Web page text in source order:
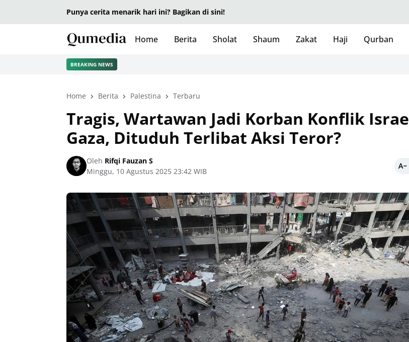
Punya cerita menarik hari ini? Bagikan di sini!
Home Berita Sholat Shaum Zakat Haji Qurban
BREAKING NEWS
Home Berita Palestina Terbaru
Tragis, Wartawan Jadi Korban Konflik
Gaza, Dituduh Terlibat Aksi Teror?
Oleh Rifqi Fauzan S
Minggu, 10 Agustus 2025 23:42 WIB